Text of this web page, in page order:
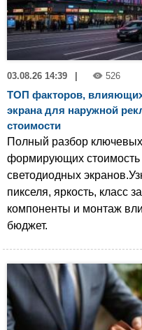
03.08.26 14:39 526
ТОП факторов, влияющих
экрана для наружной
стоимости
Полный разбор
формирующих стоимость
светодиодных
пикселя, яркость, класс
компоненты и монтаж
бюджет.